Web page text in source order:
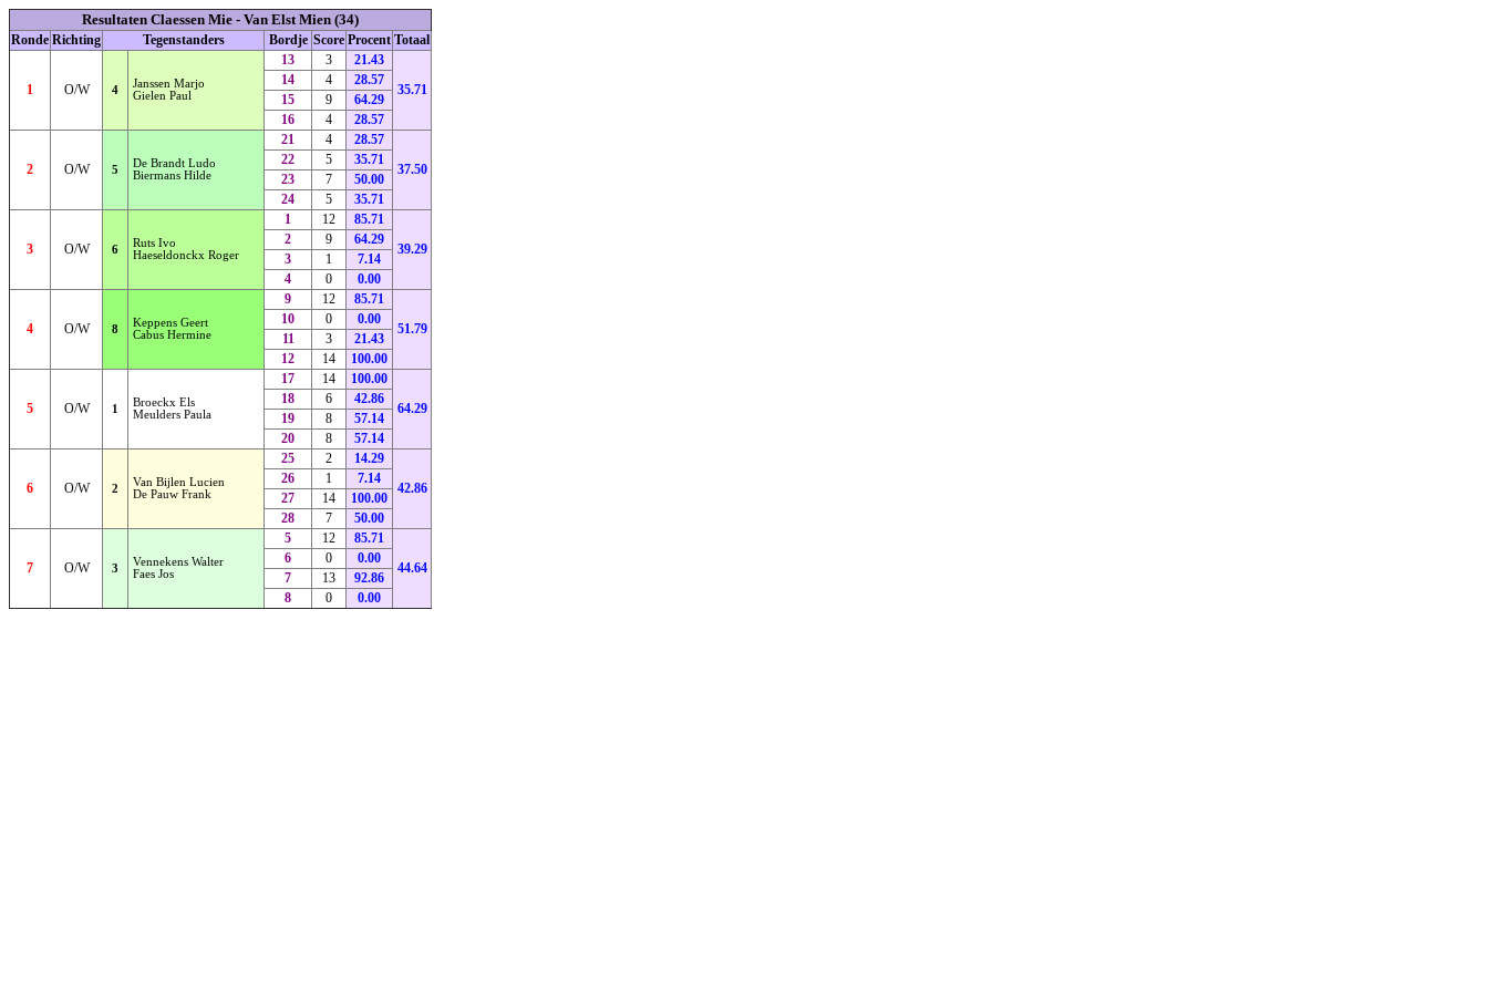
Resultaten Claessen Mie - Van Elst Mien (34)
Ronde Richting Tegenstanders Bordje Score Procent Totaal
1 O/W 4
Janssen Marjo
Gielen Paul
13 3
21.43
35.71
14 4
28.57
15
9
64.29
16
4 28.57
2 O/W 5
De Brandt Ludo
Biermans Hilde
21 4
28.57
37.50
22 5
35.71
23
7
50.00
24
5 35.71
3 O/W 6
Ruts Ivo
Haeseldonckx Roger
1 12
85.71
39.29
2 9
64.29
3
1
7.14
4
0 0.00
4 O/W 8
Keppens Geert
Cabus Hermine
9 12
85.71
51.79
10 0
0.00
11
3
21.43
12
14 100.00
5 O/W 1
Broeckx Els
Meulders Paula
17 14
100.00
64.29
18 6
42.86
19
8
57.14
20
8 57.14
6 O/W 2
Van Bijlen Lucien
De Pauw Frank
25 2
14.29
42.86
26 1
7.14
27
14
100.00
28
7 50.00
7 O/W 3
Vennekens Walter
Faes Jos
5 12
85.71
44.64
6 0
0.00
7
13
92.86
8
0 0.00